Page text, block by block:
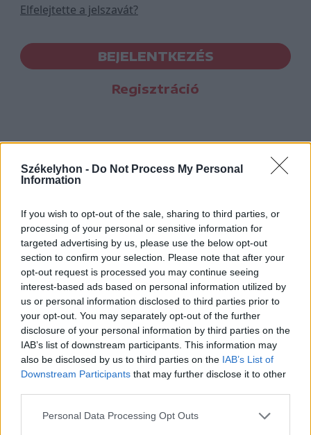
Székelyhon - Do Not Process My Personal
Information
If you wish to opt-out of the sale, sharing to third parties, or
processing of your personal or sensitive information for
targeted advertising by us, please use the below opt-out
section to confirm your selection. Please note that after your
opt-out request is processed you may continue seeing
interest-based ads based on personal information utilized by
us or personal information disclosed to third parties prior to
your opt-out. You may separately opt-out of the further
disclosure of your personal information by third parties on the
IAB’s list of downstream participants. This information may
also be disclosed by us to third parties on the IAB’s List of
Downstream Participants that may further disclose it to other
Personal Data Processing Opt Outs
Elfelejtette a jelszavát?
BEJELENTKEZÉS
Regisztráció
Hasznos
Impresszum
Szerzői jogok
Adatvédelmi tájékoztató
Cookie-kezelési tájékoztató
Hozzászólási szabályzat
Nyomtatott lapjaink archívuma
Székely Hírmondó archívuma